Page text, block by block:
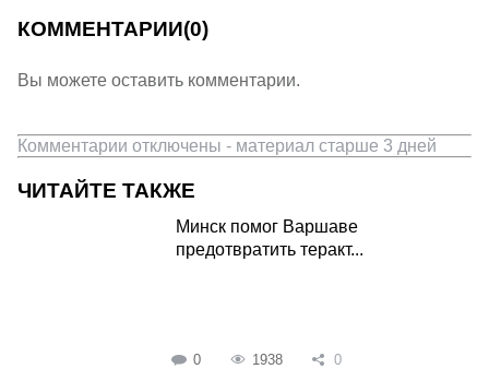
КОММЕНТАРИИ(0)
Вы можете оставить комментарии.
Комментарии отключены - материал старше 3 дней
ЧИТАЙТЕ ТАКЖЕ
Минск помог Варшаве
предотвратить теракт...
0 1938 0